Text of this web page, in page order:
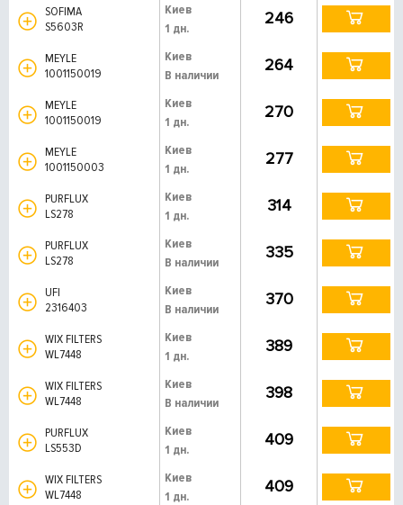
SOFIMA
S5603R
Киев
1 дн.
246
MEYLE
1001150019
Киев
В наличии
264
MEYLE
1001150019
Киев
1 дн.
270
MEYLE
1001150003
Киев
1 дн.
277
PURFLUX
LS278
Киев
1 дн.
314
PURFLUX
LS278
Киев
В наличии
335
UFI
2316403
Киев
В наличии
370
WIX FILTERS
WL7448
Киев
1 дн.
389
WIX FILTERS
WL7448
Киев
В наличии
398
PURFLUX
LS553D
Киев
1 дн.
409
WIX FILTERS
WL7448
Киев
1 дн.
409